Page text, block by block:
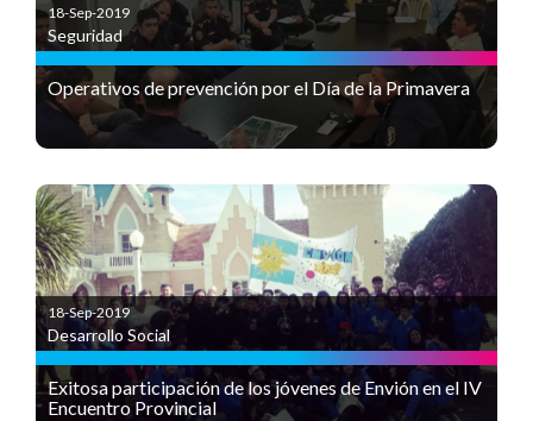
18-Sep-2019
Seguridad
Operativos de prevención por el Día de la Primavera
18-Sep-2019
Desarrollo Social
Exitosa participación de los jóvenes de Envión en el IV
Encuentro Provincial